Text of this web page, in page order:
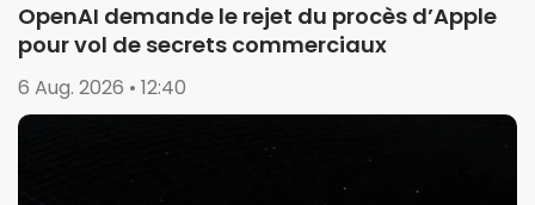
OpenAI demande le rejet du procès d’Apple
pour vol de secrets commerciaux
6 Aug. 2026 • 12:40